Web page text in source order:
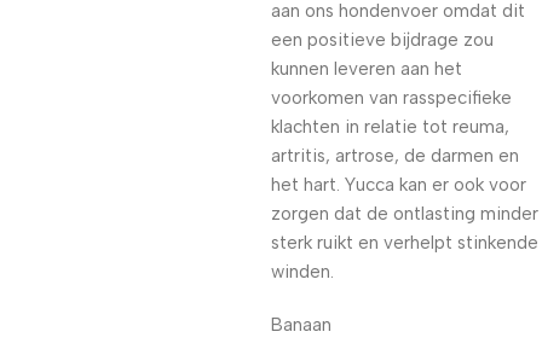
aan ons hondenvoer omdat dit
een positieve bijdrage zou
kunnen leveren aan het
voorkomen van rasspecifieke
klachten in relatie tot reuma,
artritis, artrose, de darmen en
het hart. Yucca kan er ook voor
zorgen dat de ontlasting minder
sterk ruikt en verhelpt stinkende
winden.
Banaan